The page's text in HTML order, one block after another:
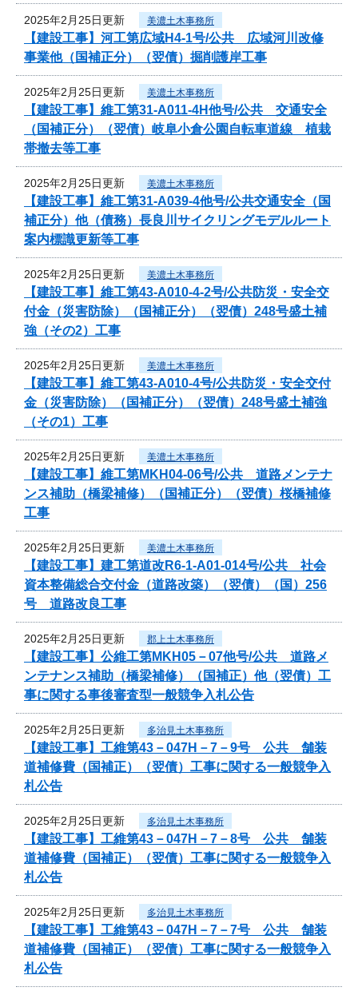
2025年2月25日更新 美濃土木事務所
【建設工事】河工第広域H4-1号/公共 広域河川改修
事業他（国補正分）（翌債）掘削護岸工事
2025年2月25日更新 美濃土木事務所
【建設工事】維工第31-A011-4H他号/公共 交通安全
（国補正分）（翌債）岐阜小倉公園自転車道線 植栽
帯撤去等工事
2025年2月25日更新 美濃土木事務所
【建設工事】維工第31-A039-4他号/公共交通安全（国
補正分）他（債務）長良川サイクリングモデルルート
案内標識更新等工事
2025年2月25日更新 美濃土木事務所
【建設工事】維工第43-A010-4-2号/公共防災・安全交
付金（災害防除）（国補正分）（翌債）248号盛土補
強（その2）工事
2025年2月25日更新 美濃土木事務所
【建設工事】維工第43-A010-4号/公共防災・安全交付
金（災害防除）（国補正分）（翌債）248号盛土補強
（その1）工事
2025年2月25日更新 美濃土木事務所
【建設工事】維工第MKH04-06号/公共 道路メンテナ
ンス補助（橋梁補修）（国補正分）（翌債）桜橋補修
工事
2025年2月25日更新 美濃土木事務所
【建設工事】建工第道改R6-1-A01-014号/公共 社会
資本整備総合交付金（道路改築）（翌債）（国）256
号 道路改良工事
2025年2月25日更新 郡上土木事務所
【建設工事】公維工第MKH05－07他号/公共 道路メ
ンテナンス補助（橋梁補修）（国補正）他（翌債）工
事に関する事後審査型一般競争入札公告
2025年2月25日更新 多治見土木事務所
【建設工事】工維第43－047H－7－9号 公共 舗装
道補修費（国補正）（翌債）工事に関する一般競争入
札公告
2025年2月25日更新 多治見土木事務所
【建設工事】工維第43－047H－7－8号 公共 舗装
道補修費（国補正）（翌債）工事に関する一般競争入
札公告
2025年2月25日更新 多治見土木事務所
【建設工事】工維第43－047H－7－7号 公共 舗装
道補修費（国補正）（翌債）工事に関する一般競争入
札公告